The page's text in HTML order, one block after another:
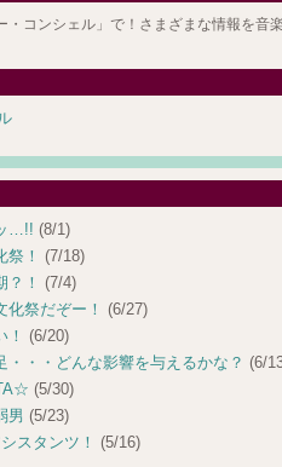
コンシェル」で！さまざまな情報を音
…!! (8/1)
！ (7/18)
！ (7/4)
祭だぞー！ (6/27)
(6/20)
・・どんな影響を与えるかな？ (6/
(5/30)
男 (5/23)
スタンツ！ (5/16)